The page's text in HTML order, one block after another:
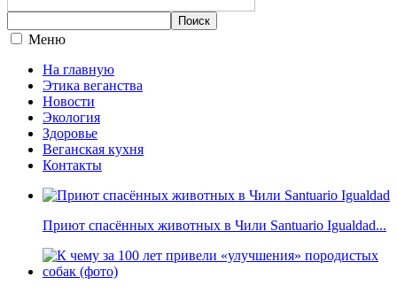
Меню
На главную
Этика веганства
Новости
Экология
Здоровье
Веганская кухня
Контакты
Приют спасённых животных в Чили Santuario Igualdad...